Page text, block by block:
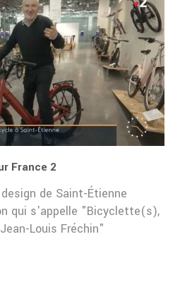
France 2
de Saint-Étienne
qui s'appelle "Bicyclette(s),
Louis Fréchin"